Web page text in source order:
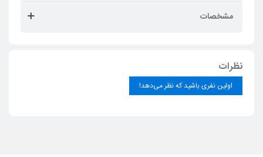
مشخصات
نظرات
اولین نفری باشید که نظر می‌دهد!